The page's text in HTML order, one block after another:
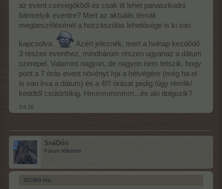
az event csevegőkből és csak itt lehet panaszkodni
bármelyik eventre? Mert az aktuális témák
megbeszélésénél a hozzászólás lehetősége is ki van
kapcsolva.
Azért jeleznék, mert a holnap kezdődő
3 részes eventhez, mindhárom részen ugyanaz a dátum
szerepel. Valamint nagyon, de nagyon nem tetszik, hogy
pont a 7 órás event növényt írja a hétvégére (még ha el
is van írva a dátum) és a 4!!! órásat pedig /úgy rémlik/
keddtől csütörtökig. Hmmmmmmm...és aki dolgozik?
3.6.26
SnéDóri
Fórum félistene
301969 írta: ↑